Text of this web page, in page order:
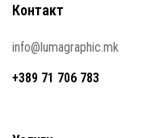
Контакт
info@lumagraphic.mk
+389 71 706 783